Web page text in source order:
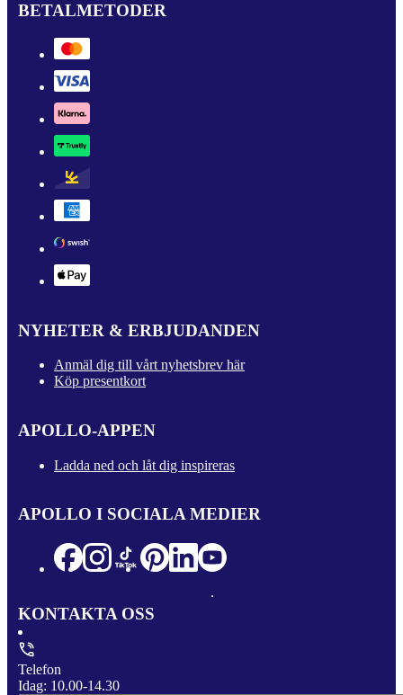
BETALMETODER
NYHETER & ERBJUDANDEN
Anmäl dig till vårt nyhetsbrev här
Köp presentkort
APOLLO-APPEN
Ladda ned och låt dig inspireras
APOLLO I SOCIALA MEDIER
KONTAKTA OSS
Telefon
Idag: 10.00-14.30